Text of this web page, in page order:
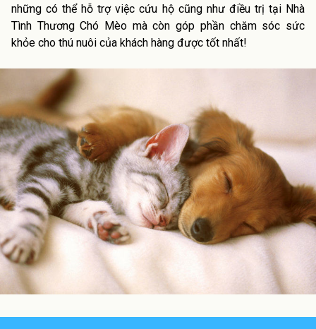
những có thể hỗ trợ việc cứu hộ cũng như điều trị tại Nhà
Tình Thương Chó Mèo mà còn góp phần chăm sóc sức
khỏe cho thú nuôi của khách hàng được tốt nhất!